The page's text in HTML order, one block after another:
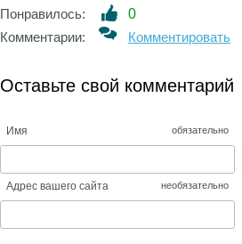
Понравилось:
0
Комментарии:
Комментировать
Оставьте свой комментарий
Имя обязательно
Адрес вашего сайта необязательно